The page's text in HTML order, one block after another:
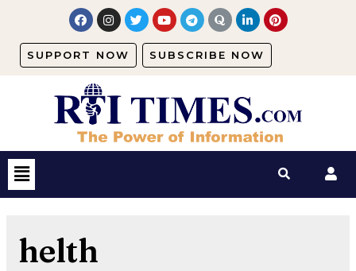
SUPPORT NOW SUBSCRIBE NOW
helth